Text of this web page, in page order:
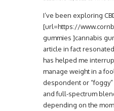
I’ve been exploring
[url=https://
gummies ]cannabis
article in fact
has helped me
manage weight in a
despondent or
and full-spectrum
depending on the